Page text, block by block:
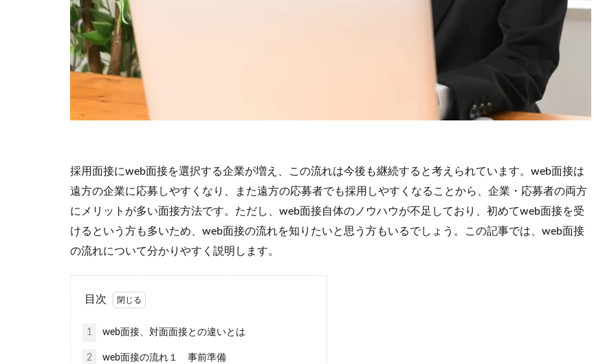
採用面接にweb面接を選択する企業が増え、この流れは今後も継続すると考えられています。web面接は
遠方の企業に応募しやすくなり、また遠方の応募者でも採用しやすくなることから、企業・応募者の両方
にメリットが多い面接方法です。ただし、web面接自体のノウハウが不足しており、初めてweb面接を受
けるという方も多いため、web面接の流れを知りたいと思う方もいるでしょう。この記事では、web面接
の流れについて分かりやすく説明します。
目次
1 web面接、対面面接との違いとは
2 web面接の流れ１ 事前準備